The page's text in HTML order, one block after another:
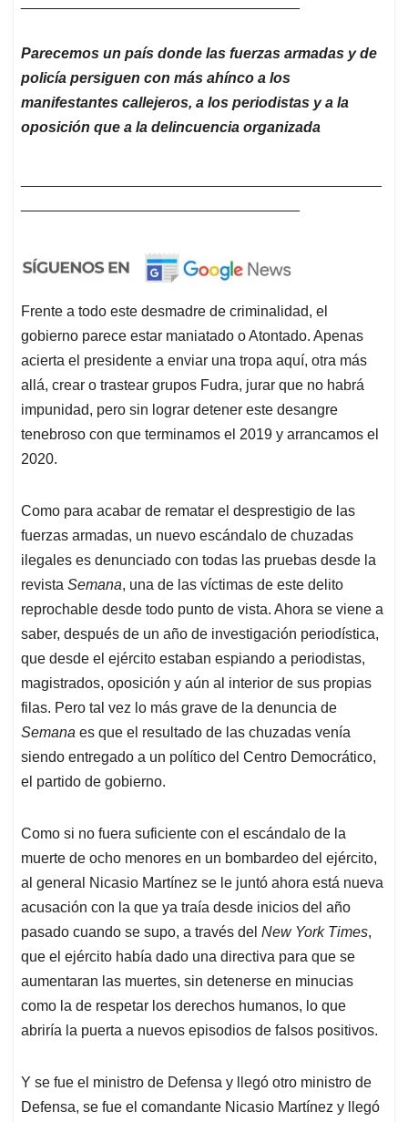
Parecemos un país donde las fuerzas armadas y de
policía persiguen con más ahínco a los
manifestantes callejeros, a los periodistas y a la
oposición que a la delincuencia organizada
Frente a todo este desmadre de criminalidad, el
gobierno parece estar maniatado o Atontado. Apenas
acierta el presidente a enviar una tropa aquí, otra más
allá, crear o trastear grupos Fudra, jurar que no habrá
impunidad, pero sin lograr detener este desangre
tenebroso con que terminamos el 2019 y arrancamos el
2020.
Como para acabar de rematar el desprestigio de las
fuerzas armadas, un nuevo escándalo de chuzadas
ilegales es denunciado con todas las pruebas desde la
revista Semana, una de las víctimas de este delito
reprochable desde todo punto de vista. Ahora se viene a
saber, después de un año de investigación periodística,
que desde el ejército estaban espiando a periodistas,
magistrados, oposición y aún al interior de sus propias
filas. Pero tal vez lo más grave de la denuncia de
Semana es que el resultado de las chuzadas venía
siendo entregado a un político del Centro Democrático,
el partido de gobierno.
Como si no fuera suficiente con el escándalo de la
muerte de ocho menores en un bombardeo del ejército,
al general Nicasio Martínez se le juntó ahora está nueva
acusación con la que ya traía desde inicios del año
pasado cuando se supo, a través del New York Times,
que el ejército había dado una directiva para que se
aumentaran las muertes, sin detenerse en minucias
como la de respetar los derechos humanos, lo que
abriría la puerta a nuevos episodios de falsos positivos.
Y se fue el ministro de Defensa y llegó otro ministro de
Defensa, se fue el comandante Nicasio Martínez y llegó